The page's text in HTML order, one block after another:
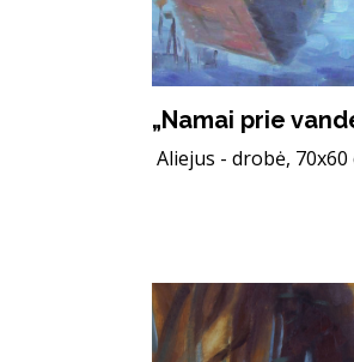
„Namai prie
Aliejus - drobė, 70x60